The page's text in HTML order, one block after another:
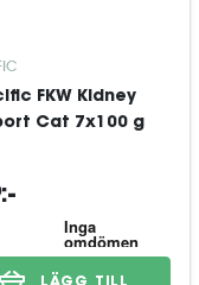
FKW Kidney
Cat 7x100 g
LÄGG TILL